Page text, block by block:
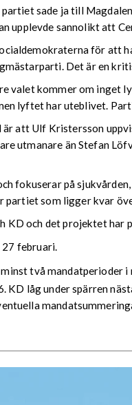
sade ja till
upplevde sannolikt att
för att
Det är en
valet kommer om inget
lyftet har uteblivet.
är att Ulf Kristersson
utmanare än Stefan
fokuserar på
som ligger kvar
KD och det projektet
februari.
två mandatperioder
låg under spärren